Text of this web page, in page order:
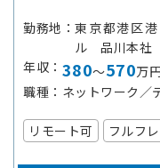
勤務地
東京都港区
ル 品川本社
年収
380～570万
職種
ネットワーク／
リモート可 フルフ